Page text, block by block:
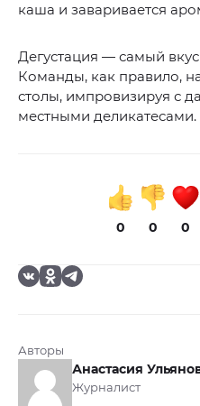
каша и заваривается
Дегустация — самый
Команды, как правило,
столы, импровизируя с
местными деликатесами.
0 0 0
Авторы
Анастасия
Журналист